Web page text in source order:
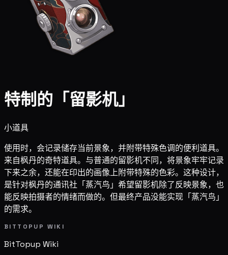
特制的「留影机」
小道具
使用时，会记录储存当前景象，并附带特殊色调的便利道具。
来自枫丹的奇特道具。与普通的留影机不同，将景象牢牢记录
下来之余，还能在印出的画像上附带特殊的色彩。这种设计，
是针对枫丹的通讯社「蒸汽鸟」希望留影机除了反映景象，也
能反映拍摄者的情绪而做的。但最终产品没能实现「蒸汽鸟」
的需求。
BITTOPUP WIKI
BitTopup Wiki